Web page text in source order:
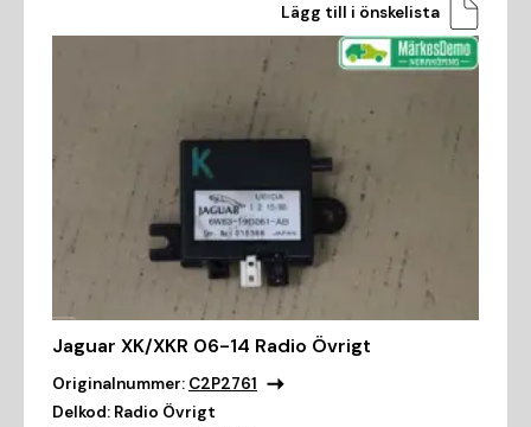
Lägg till i önskelista
Jaguar XK/XKR 06-14 Radio Övrigt
Originalnummer: C2P2761
Delkod: Radio Övrigt